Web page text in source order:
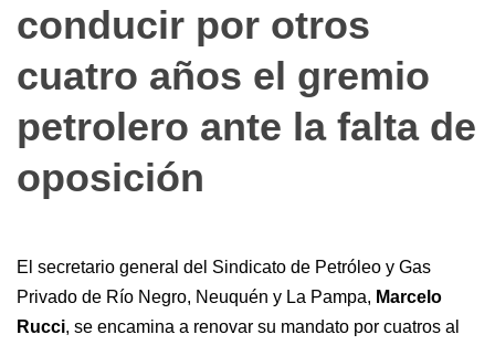
conducir por otros
cuatro años el gremio
petrolero ante la falta de
oposición
El secretario general del Sindicato de Petróleo y Gas
Privado de Río Negro, Neuquén y La Pampa, Marcelo
Rucci, se encamina a renovar su mandato por cuatros al